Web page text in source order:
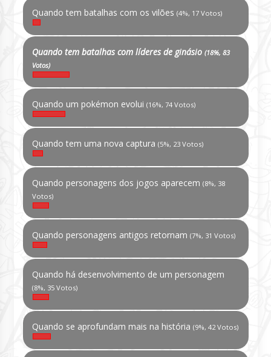
Quando tem batalhas com os vilões (4%, 17 Votos)
Quando tem batalhas com líderes de ginásio (18%, 83
Votos)
Quando um pokémon evolui (16%, 74 Votos)
Quando tem uma nova captura (5%, 23 Votos)
Quando personagens dos jogos aparecem (8%, 38
Votos)
Quando personagens antigos retornam (7%, 31 Votos)
Quando há desenvolvimento de um personagem
(8%, 35 Votos)
Quando se aprofundam mais na história (9%, 42 Votos)